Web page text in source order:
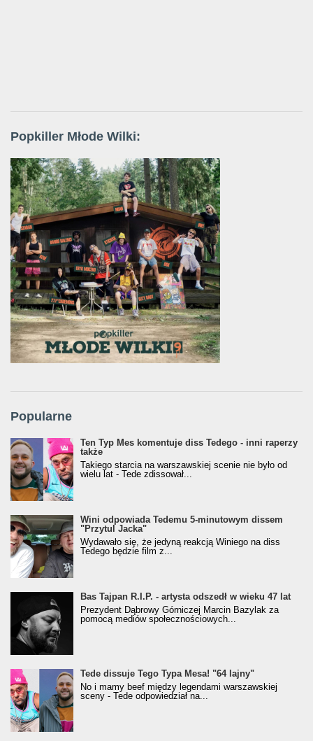
Popkiller Młode Wilki:
Popularne
Ten Typ Mes komentuje diss Tedego - inni raperzy
także
Takiego starcia na warszawskiej scenie nie było od
wielu lat - Tede zdissował...
Wini odpowiada Tedemu 5-minutowym dissem
"Przytul Jacka"
Wydawało się, że jedyną reakcją Winiego na diss
Tedego będzie film z...
Bas Tajpan R.I.P. - artysta odszedł w wieku 47 lat
Prezydent Dąbrowy Górniczej Marcin Bazylak za
pomocą mediów społecznościowych...
Tede dissuje Tego Typa Mesa! "64 lajny"
No i mamy beef między legendami warszawskiej
sceny - Tede odpowiedział na...